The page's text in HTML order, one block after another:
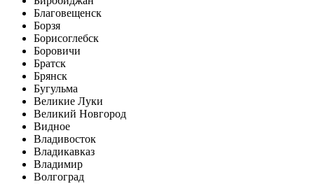
Благовещенск
Борзя
Борисоглебск
Боровичи
Братск
Брянск
Бугульма
Великие Луки
Великий Новгород
Видное
Владивосток
Владикавказ
Владимир
Волгоград